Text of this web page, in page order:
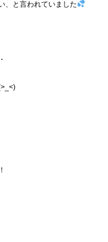
、と言われていました